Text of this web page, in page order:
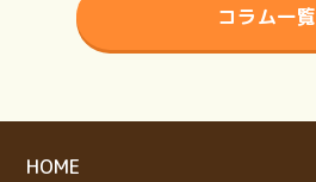
コラム一覧
HOME